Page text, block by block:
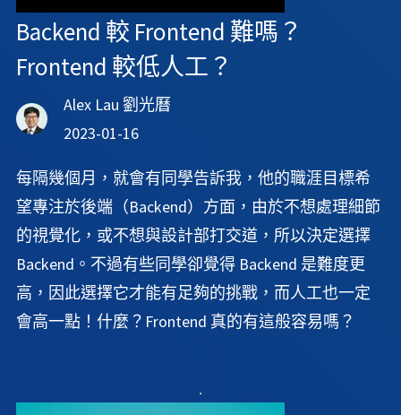
Backend 較 Frontend 難嗎？
Frontend 較低人工？
Alex Lau 劉光曆
2023-01-16
每隔幾個月，就會有同學告訴我，他的職涯目標希
望專注於後端（Backend）方面，由於不想處理細節
的視覺化，或不想與設計部打交道，所以決定選擇
Backend。不過有些同學卻覺得 Backend 是難度更
高，因此選擇它才能有足夠的挑戰，而人工也一定
會高一點！什麼？Frontend 真的有這般容易嗎？